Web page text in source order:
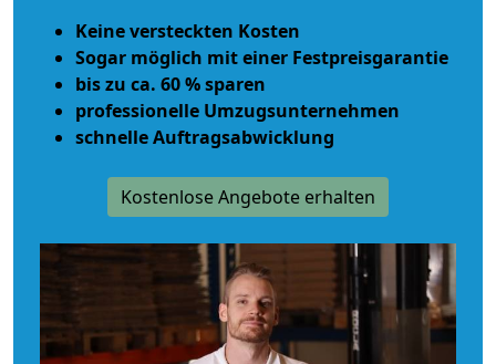
Keine versteckten Kosten
Sogar möglich mit einer Festpreisgarantie
bis zu ca. 60 % sparen
professionelle Umzugsunternehmen
schnelle Auftragsabwicklung
Kostenlose Angebote erhalten